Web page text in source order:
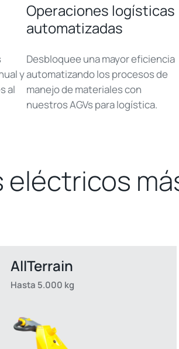
y
al
Operaciones logísticas
automatizadas
Desbloquee una mayor eficiencia
automatizando los procesos de
manejo de materiales con
nuestros AGVs para logística.
AllTerrain
Hasta 5.000 kg